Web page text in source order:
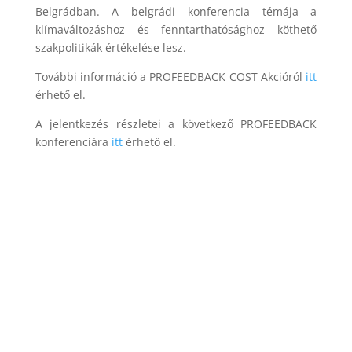
Belgrádban. A belgrádi konferencia témája a
klímaváltozáshoz és fenntarthatósághoz köthető
szakpolitikák értékelése lesz.
További információ a PROFEEDBACK COST Akcióról itt
érhető el.
A jelentkezés részletei a következő PROFEEDBACK
konferenciára ittérhető el.